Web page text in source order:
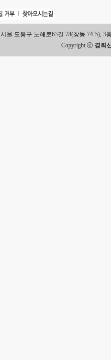
서울 도봉구 노해로63길 78(창동 74-5), 3
Copyright ⓒ 경희